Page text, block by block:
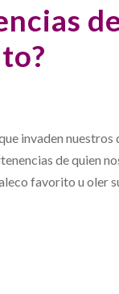
invaden nuestros
de quien
favorito u oler